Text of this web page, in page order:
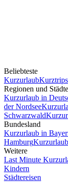
Beliebteste
KurzurlaubKurztrips
Regionen und Städte
Kurzurlaub in
der Nordsee
Schwarzwald
Bundesland
Kurzurlaub in
Hamburg
Weitere
Last Minute
Kindern
Städtereisen